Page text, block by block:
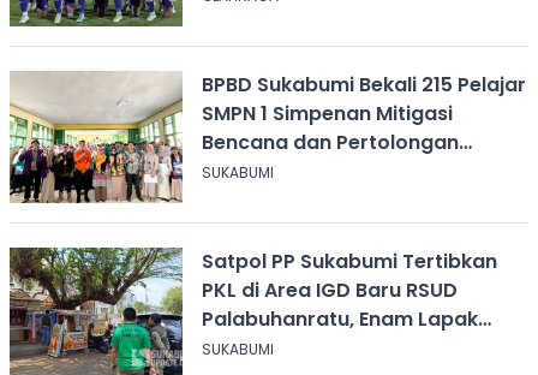
BPBD Sukabumi Bekali 215 Pelajar
SMPN 1 Simpenan Mitigasi
Bencana dan Pertolongan
Psikologis
SUKABUMI
Satpol PP Sukabumi Tertibkan
PKL di Area IGD Baru RSUD
Palabuhanratu, Enam Lapak
Dibongkar Mandiri
SUKABUMI